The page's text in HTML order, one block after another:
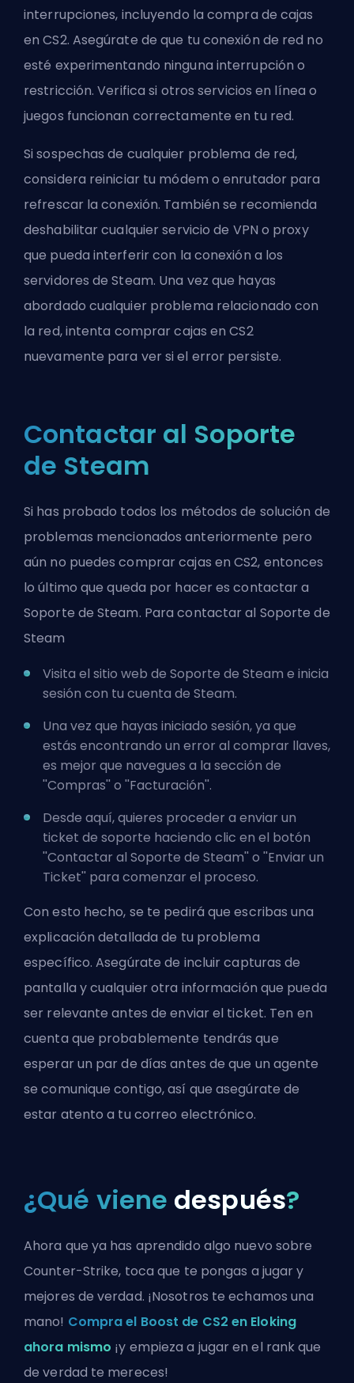
interrupciones, incluyendo la compra de cajas
en CS2. Asegúrate de que tu conexión de red no
esté experimentando ninguna interrupción o
restricción. Verifica si otros servicios en línea o
juegos funcionan correctamente en tu red.
Si sospechas de cualquier problema de red,
considera reiniciar tu módem o enrutador para
refrescar la conexión. También se recomienda
deshabilitar cualquier servicio de VPN o proxy
que pueda interferir con la conexión a los
servidores de Steam. Una vez que hayas
abordado cualquier problema relacionado con
la red, intenta comprar cajas en CS2
nuevamente para ver si el error persiste.
Contactar al Soporte
de Steam
Si has probado todos los métodos de solución de
problemas mencionados anteriormente pero
aún no puedes comprar cajas en CS2, entonces
lo último que queda por hacer es contactar a
Soporte de Steam. Para contactar al Soporte de
Steam
Visita el sitio web de Soporte de Steam e inicia
sesión con tu cuenta de Steam.
Una vez que hayas iniciado sesión, ya que
estás encontrando un error al comprar llaves,
es mejor que navegues a la sección de
''Compras'' o ''Facturación''.
Desde aquí, quieres proceder a enviar un
ticket de soporte haciendo clic en el botón
''Contactar al Soporte de Steam'' o ''Enviar un
Ticket'' para comenzar el proceso.
Con esto hecho, se te pedirá que escribas una
explicación detallada de tu problema
específico. Asegúrate de incluir capturas de
pantalla y cualquier otra información que pueda
ser relevante antes de enviar el ticket. Ten en
cuenta que probablemente tendrás que
esperar un par de días antes de que un agente
se comunique contigo, así que asegúrate de
estar atento a tu correo electrónico.
¿Qué viene después?
Ahora que ya has aprendido algo nuevo sobre
Counter-Strike, toca que te pongas a jugar y
mejores de verdad. ¡Nosotros te echamos una
mano! Compra el Boost de CS2 en Eloking
ahora mismo ¡y empieza a jugar en el rank que
de verdad te mereces!